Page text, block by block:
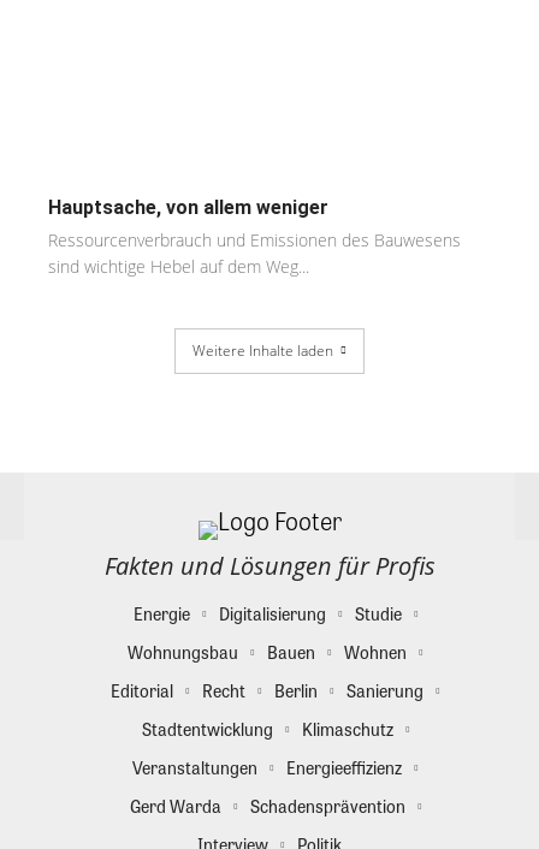
Hauptsache, von allem weniger
Ressourcenverbrauch und Emissionen des Bauwesens
sind wichtige Hebel auf dem Weg...
Weitere Inhalte laden
Fakten und Lösungen für Profis
Energie Digitalisierung
Studie
Wohnungsbau
Bauen
Wohnen
Editorial
Recht Berlin
Sanierung
Stadtentwicklung
Klimaschutz
Veranstaltungen
Energieeffizienz
Gerd Warda
Schadensprävention